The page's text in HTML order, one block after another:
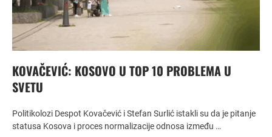
KOVAČEVIĆ: KOSOVO U TOP 10 PROBLEMA U
SVETU
Politikolozi Despot Kovačević i Stefan Surlić istakli su da je pitanje
statusa Kosova i proces normalizacije odnosa između …